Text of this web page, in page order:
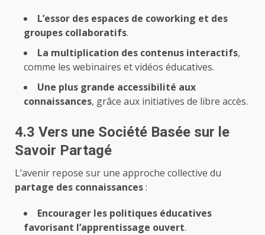
L’essor des espaces de coworking et des
groupes collaboratifs.
La multiplication des contenus interactifs,
comme les webinaires et vidéos éducatives.
Une plus grande accessibilité aux
connaissances, grâce aux initiatives de libre accès.
4.3 Vers une Société Basée sur le
Savoir Partagé
L’avenir repose sur une approche collective du
partage des connaissances:
Encourager les politiques éducatives
favorisant l’apprentissage ouvert.